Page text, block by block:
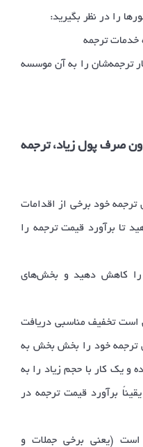
را در نظر بگیرید:
ترجمه‌شان را به آن موسسه
صرف پول زیاد، ترجمه
خود برخی از اقدامات
تا برآورد قیمت ترجمه را
را کاهش دهید و بخش‌های
است تخفیف مناسبی دریافت
ترجمه خود را بخش بخش به
و یک کار با حجم زیاد را به
برآورد قیمت ترجمه در
است (یعنی برخی جملات و